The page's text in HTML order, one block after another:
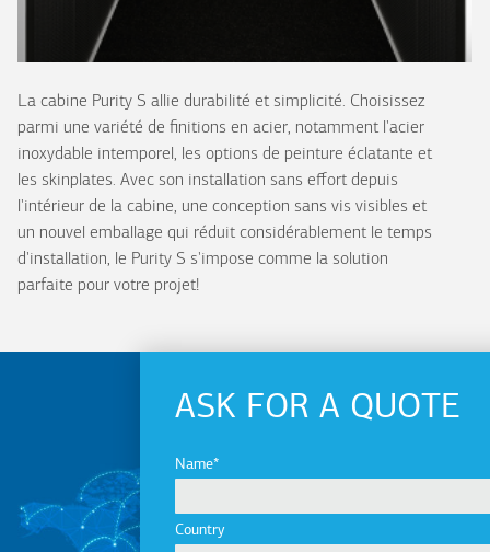
La cabine Purity S allie durabilité et simplicité. Choisissez
parmi une variété de finitions en acier, notamment l'acier
inoxydable intemporel, les options de peinture éclatante et
les skinplates. Avec son installation sans effort depuis
l'intérieur de la cabine, une conception sans vis visibles et
un nouvel emballage qui réduit considérablement le temps
d'installation, le Purity S s'impose comme la solution
parfaite pour votre projet!
ASK FOR A QUOTE
Name
Country